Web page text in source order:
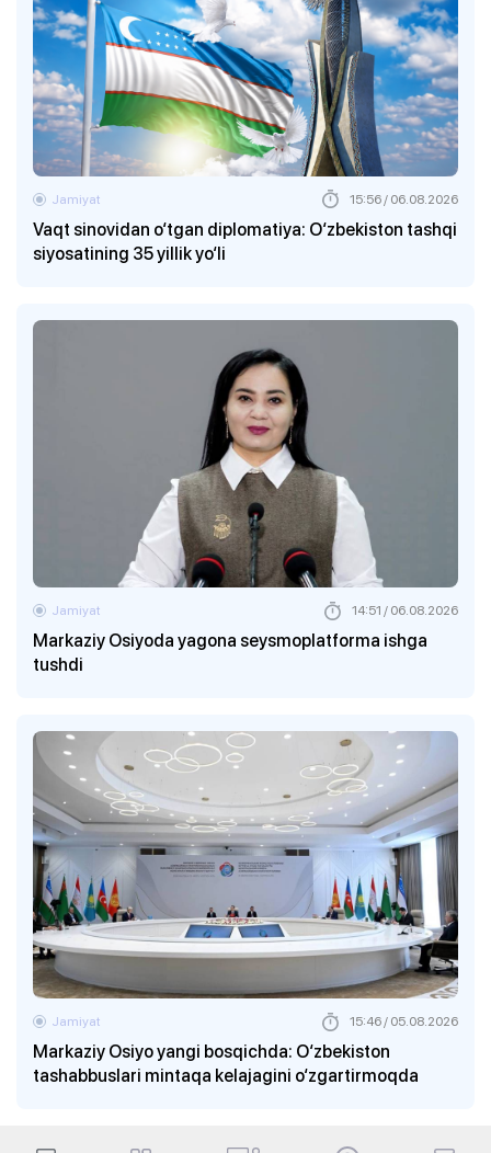
Vaqt sinovidan o‘tgan diplomatiya: O‘zbekiston tashqi
siyosatining 35 yillik yo‘li
Jamiyat 15:56 / 06.08.2026
Markaziy Osiyoda yagona seysmoplatforma ishga
tushdi
Jamiyat 14:51 / 06.08.2026
Markaziy Osiyo yangi bosqichda: O‘zbekiston
tashabbuslari mintaqa kelajagini o‘zgartirmoqda
Jamiyat 15:46 / 05.08.2026